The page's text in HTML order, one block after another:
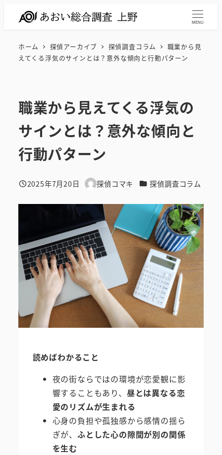
MENU
ホーム 探偵アーカイブ 探偵調査コラム
職業から見
えてくる浮気のサインとは？意外な傾向と行動パターン
職業から見えてくる浮気の
サインとは？意外な傾向と
行動パターン
投稿日
2025年7月20日
著
探偵コマキ カテゴリー
探偵調査コラム
読めばわかること
夜の街ならではの環境が恋愛観に影
響することもあり、 昼とは異なる恋
愛のリズムが生まれる
心身の負担や孤独感から感情の揺ら
ぎが、 ふとした心の隙間が別の関係
を生む